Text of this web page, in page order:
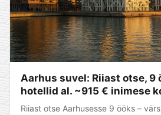
Aarhus suvel: Riiast otse, 9
hotellid al. ~915 € inimese
Riiast otse Aarhusesse 9 ööks –